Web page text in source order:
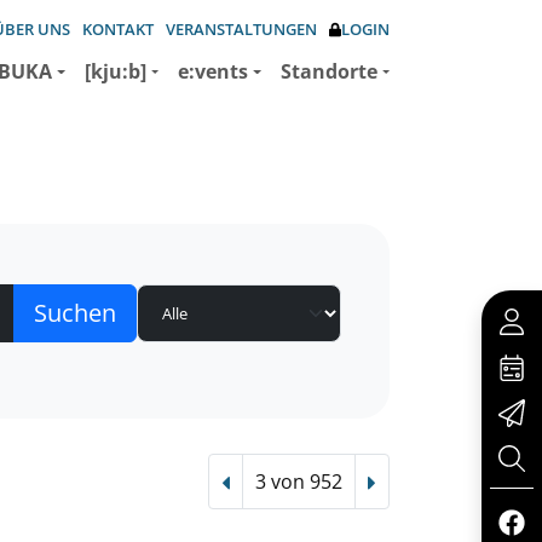
UNS KONTAKT VERANSTALTUNGEN LOGIN
[kju:b] e:vents Standorte
Vorheriger Treffer
3 von 952 Nächster Treffer